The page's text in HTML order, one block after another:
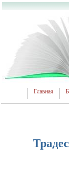
Главная